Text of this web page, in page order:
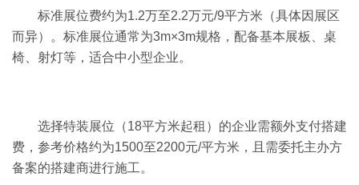
标准展位费约为1.2万至2.2万元/9平方米（具体因展区
而异）。标准展位通常为3m×3m规格，配备基本展板、桌
椅、射灯等，适合中小型企业。
选择特装展位（18平方米起租）的企业需额外支付搭建
费，参考价格约为1500至2200元/平方米，且需委托主办方
备案的搭建商进行施工。